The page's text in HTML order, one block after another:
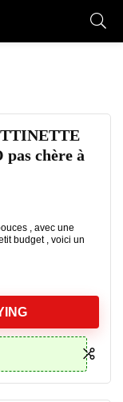
chère à
, avec une
budget , voici un